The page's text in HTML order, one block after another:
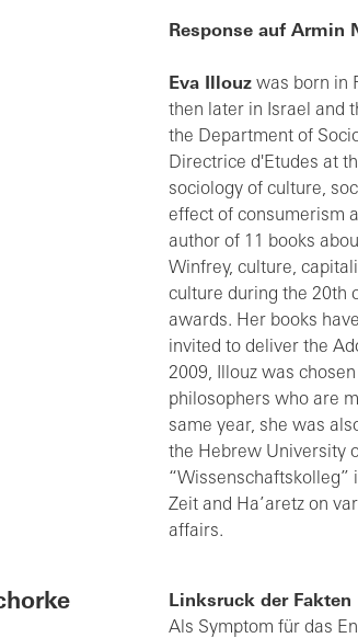
Response auf Armin
Eva Illouz was born in
then later in Israel and
the Department of
Directrice d'Etudes at
sociology of culture,
effect of consumerism
author of 11 books
Winfrey, culture,
culture during the 20th
awards. Her books
invited to deliver the
2009, Illouz was
philosophers who are
same year, she was
the Hebrew University
“Wissenschaftskolleg”
Zeit and Ha’aretz on
affairs.
Linksruck der Fakten
Als Symptom für das